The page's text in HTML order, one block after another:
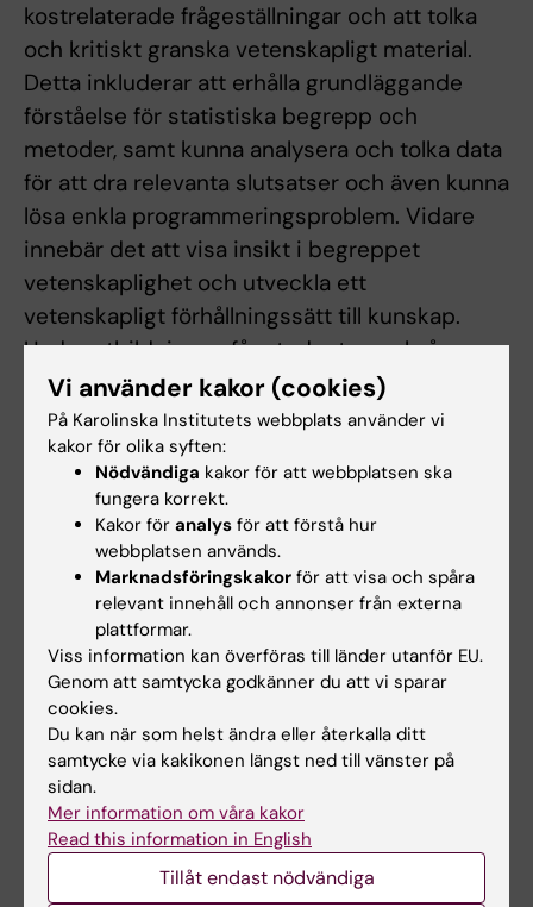
kostrelaterade frågeställningar och att tolka
och kritiskt granska vetenskapligt material.
Detta inkluderar att erhålla grundläggande
förståelse för statistiska begrepp och
metoder, samt kunna analysera och tolka data
för att dra relevanta slutsatser och även kunna
lösa enkla programmeringsproblem. Vidare
innebär det att visa insikt i begreppet
vetenskaplighet och utveckla ett
vetenskapligt förhållningssätt till kunskap.
Under utbildningen får studenten också
träning i att sammanställa och förmedla
vetenskaplig information skriftligt och
muntligt.
Verksamhetsintegrerat lärande (VIL)
Verksamhetsintegrerat lärande (VIL) är ett
samlingsbegrepp för de pedagogiska
modeller som bygger på samverkan och
integrering mellan högre utbildning och
arbetsliv. VIL kan ske i form av
verksamhetsförlagd utbildning (VFU),
studiebesök, auskultation, hospitering eller
fältstudier inom öppen och sluten hälso- och
sjukvård, kommunal vård och omsorg eller
annan relevant verksamhet.
Vi använder kakor (cookies)
På Karolinska Institutets webbplats använder vi
kakor för olika syften:
Nödvändiga kakor för att webbplatsen ska
fungera korrekt.
Kakor för analys för att förstå hur
webbplatsen används.
Marknadsföringskakor för att visa och spåra
relevant innehåll och annonser från externa
plattformar.
Viss information kan överföras till länder utanför EU.
Genom att samtycka godkänner du att vi sparar
cookies.
Du kan när som helst ändra eller återkalla ditt
samtycke via kakikonen längst ned till vänster på
sidan.
Mer information om våra kakor
Read this information in English
Tillåt endast nödvändiga